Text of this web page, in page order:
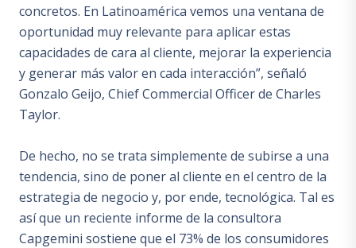
concretos. En Latinoamérica vemos una ventana de
oportunidad muy relevante para aplicar estas
capacidades de cara al cliente, mejorar la experiencia
y generar más valor en cada interacción”, señaló
Gonzalo Geijo, Chief Commercial Officer de Charles
Taylor.
De hecho, no se trata simplemente de subirse a una
tendencia, sino de poner al cliente en el centro de la
estrategia de negocio y, por ende, tecnológica. Tal es
así que un reciente informe de la consultora
Capgemini sostiene que el 73% de los consumidores